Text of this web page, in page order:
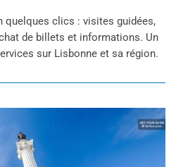
quelques clics : visites guidées,
de billets et informations. Un
sur Lisbonne et sa région.